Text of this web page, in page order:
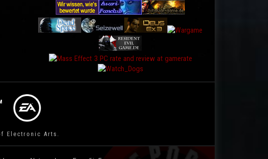
Electronic Arts.